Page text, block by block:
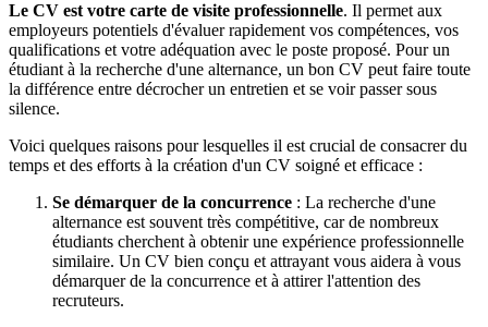
Le CV est votre carte de visite professionnelle. Il permet aux
employeurs potentiels d'évaluer rapidement vos compétences, vos
qualifications et votre adéquation avec le poste proposé. Pour un
étudiant à la recherche d'une alternance, un bon CV peut faire toute
la différence entre décrocher un entretien et se voir passer sous
silence.
Voici quelques raisons pour lesquelles il est crucial de consacrer du
temps et des efforts à la création d'un CV soigné et efficace :
Se démarquer de la concurrence : La recherche d'une
alternance est souvent très compétitive, car de nombreux
étudiants cherchent à obtenir une expérience professionnelle
similaire. Un CV bien conçu et attrayant vous aidera à vous
démarquer de la concurrence et à attirer l'attention des
recruteurs.